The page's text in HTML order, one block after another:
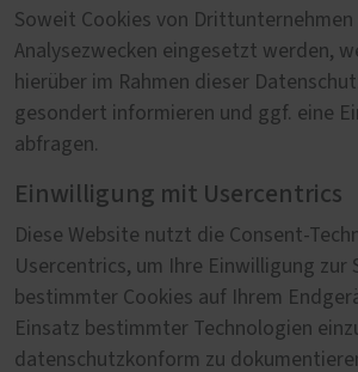
Soweit Cookies von Drittunternehmen
Analysezwecken eingesetzt werden,
hierüber im Rahmen dieser
gesondert informieren und ggf. eine
abfragen.
Einwilligung mit Usercentrics
Diese Website nutzt die Consent-
Usercentrics, um Ihre Einwilligung zur
bestimmter Cookies auf Ihrem
Einsatz bestimmter Technologien
datenschutzkonform zu